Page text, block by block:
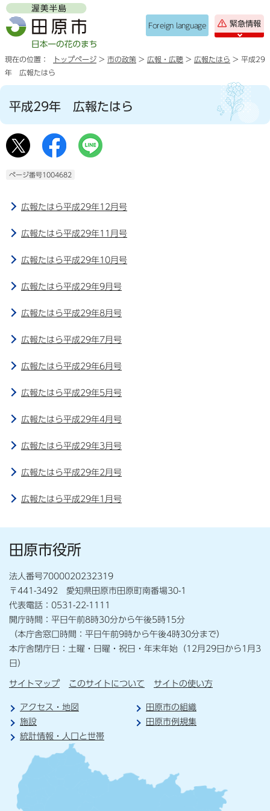
Foreign language 緊急情報
現在の位置： トップページ > 市の政策 > 広報・広聴 > 広報たはら > 平成29
年 広報たはら
平成29年 広報たはら
ページ番号1004682
広報たはら平成29年12月号
広報たはら平成29年11月号
広報たはら平成29年10月号
広報たはら平成29年9月号
広報たはら平成29年8月号
広報たはら平成29年7月号
広報たはら平成29年6月号
広報たはら平成29年5月号
広報たはら平成29年4月号
広報たはら平成29年3月号
広報たはら平成29年2月号
広報たはら平成29年1月号
田原市役所
法人番号7000020232319
〒441-3492 愛知県田原市田原町南番場30-1
代表電話：0531-22-1111
開庁時間：平日午前8時30分から午後5時15分
（本庁舎窓口時間：平日午前9時から午後4時30分まで）
本庁舎閉庁日：土曜・日曜・祝日・年末年始（12月29日から1月3
日）
サイトマップ このサイトについて サイトの使い方
アクセス・地図
田原市の組織
施設
田原市例規集
統計情報・人口と世帯